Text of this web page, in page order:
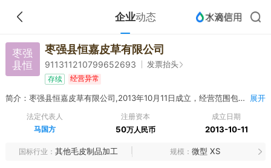
企业动态
枣强
县恒
枣强县恒嘉皮草有限公司
911311210799652693 发票抬头
存续 经营异常
简介：枣强县恒嘉皮草有限公司,2013年10月11日成立，经营范围包括加工、制作、销售毛皮制品、毛皮服装，经营本企业自产产品及技术的出口业务和本企业所需的机械设备、零配件、原辅材料及技术的进口业务，但国家限定公司经营或禁止进出口的商品及技术除外。 展开
法定代表人
马国方
注册资本
50万人民币
成立日期
2013-10-11
国标行业 其他毛皮制品加工 规模 微型 XS